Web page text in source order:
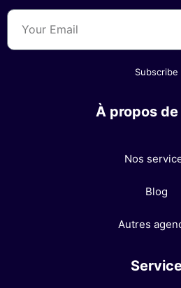
Subscribe
À propos
Nos
Blog
Autres